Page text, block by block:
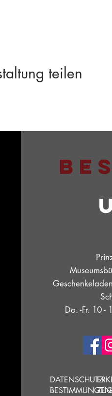
teilen
Do. -Fr. 10 -
DATENSCHUTZ-
BESTIMMUNGEN